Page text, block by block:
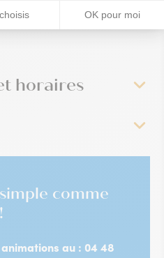
horaires
comme
au : 04 48